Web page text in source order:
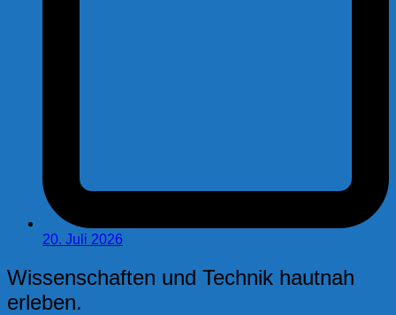
20. Juli 2026
Wissenschaften und Technik hautnah
erleben.